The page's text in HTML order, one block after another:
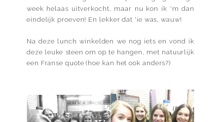
week helaas uitverkocht, maar nu kon ik 'm dan
eindelijk proeven! En lekker dat 'ie was, wauw!
Na deze lunch winkelden we nog iets en vond ik
deze leuke steen om op te hangen, met natuurlijk
een Franse quote (hoe kan het ook anders?)